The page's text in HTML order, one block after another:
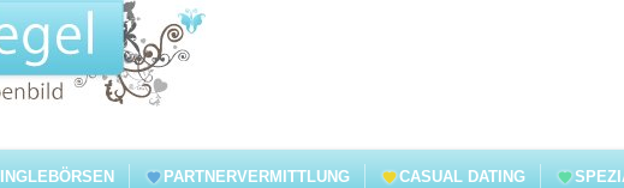
PARTNERVERMITTLUNG CASUAL DATING